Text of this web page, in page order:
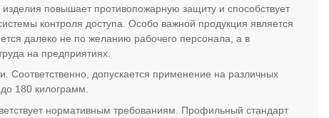
повышает противопожарную защиту и способствует
контроля доступа. Особо важной продукция является
далеко не по желанию рабочего персонала, а в
на предприятиях.
Соответственно, допускается применение на различных
180 килограмм.
нормативным требованиям. Профильный стандарт